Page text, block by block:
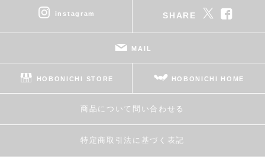
instagram SHARE
MAIL
HOBONICHI STORE HOBONICHI HOME
商品について問い合わせる
特定商取引法に基づく表記